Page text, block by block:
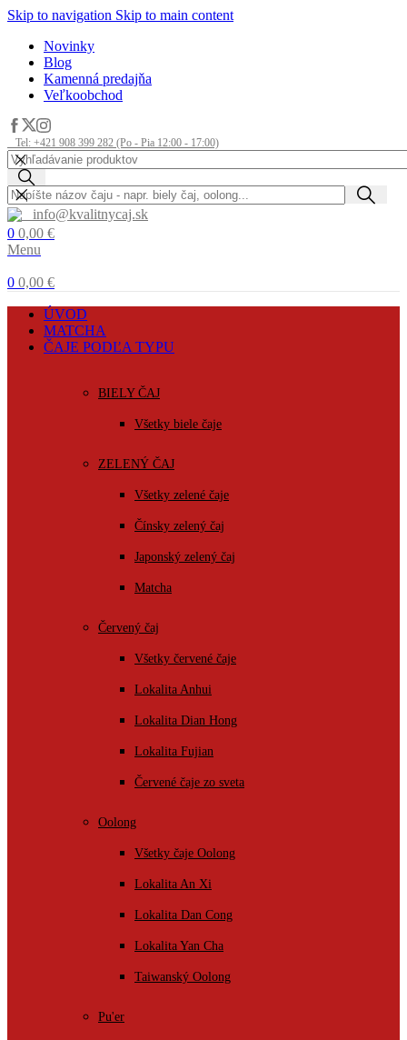
Skip to navigation Skip to main content
Novinky
Blog
Kamenná predajňa
Veľkoobchod
Tel: +421 908 399 282 (Po - Pia 12:00 - 17:00)
info@kvalitnycaj.sk
0 0,00 €
Menu
0 0,00 €
ÚVOD
MATCHA
ČAJE PODĽA TYPU
BIELY ČAJ
Všetky biele čaje
ZELENÝ ČAJ
Všetky zelené čaje
Čínsky zelený čaj
Japonský zelený čaj
Matcha
Červený čaj
Všetky červené čaje
Lokalita Anhui
Lokalita Dian Hong
Lokalita Fujian
Červené čaje zo sveta
Oolong
Všetky čaje Oolong
Lokalita An Xi
Lokalita Dan Cong
Lokalita Yan Cha
Taiwanský Oolong
Pu'er